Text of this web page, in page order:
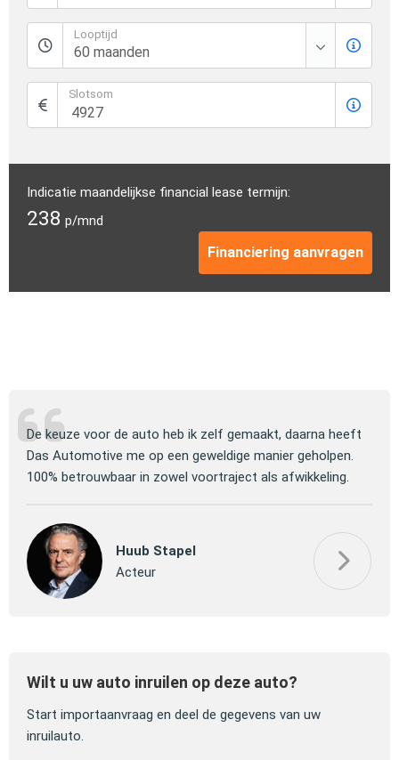
Looptijd
Slotsom
Indicatie maandelijkse financial lease termijn:
238 p/mnd
Financiering aanvragen
De keuze voor de auto heb ik zelf gemaakt, daarna heeft
Das Automotive me op een geweldige manier geholpen.
100% betrouwbaar in zowel voortraject als afwikkeling.
Huub Stapel
Acteur
Wilt u uw auto inruilen op deze auto?
Start importaanvraag en deel de gegevens van uw
inruilauto.